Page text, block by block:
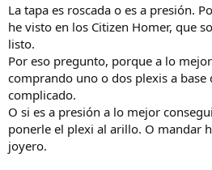
La tapa es roscada o es a presión.
he visto en los Citizen Homer, que
listo.
Por eso pregunto, porque a lo
comprando uno o dos plexis a
complicado.
O si es a presión a lo mejor
ponerle el plexi al arillo. O mandar
joyero.